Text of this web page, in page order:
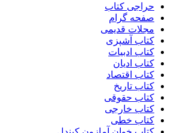
حراجی کتاب
صفحه گرام
مجلات قدیمی
کتاب آشپزی
کتاب ادبیات
کتاب ادیان
کتاب اقتصاد
کتاب تاریخ
کتاب حقوقی
کتاب خارجی
کتاب خطی